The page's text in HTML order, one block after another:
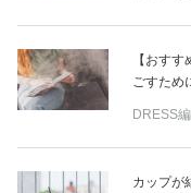
【おす
ごすため
DRESS
カップが